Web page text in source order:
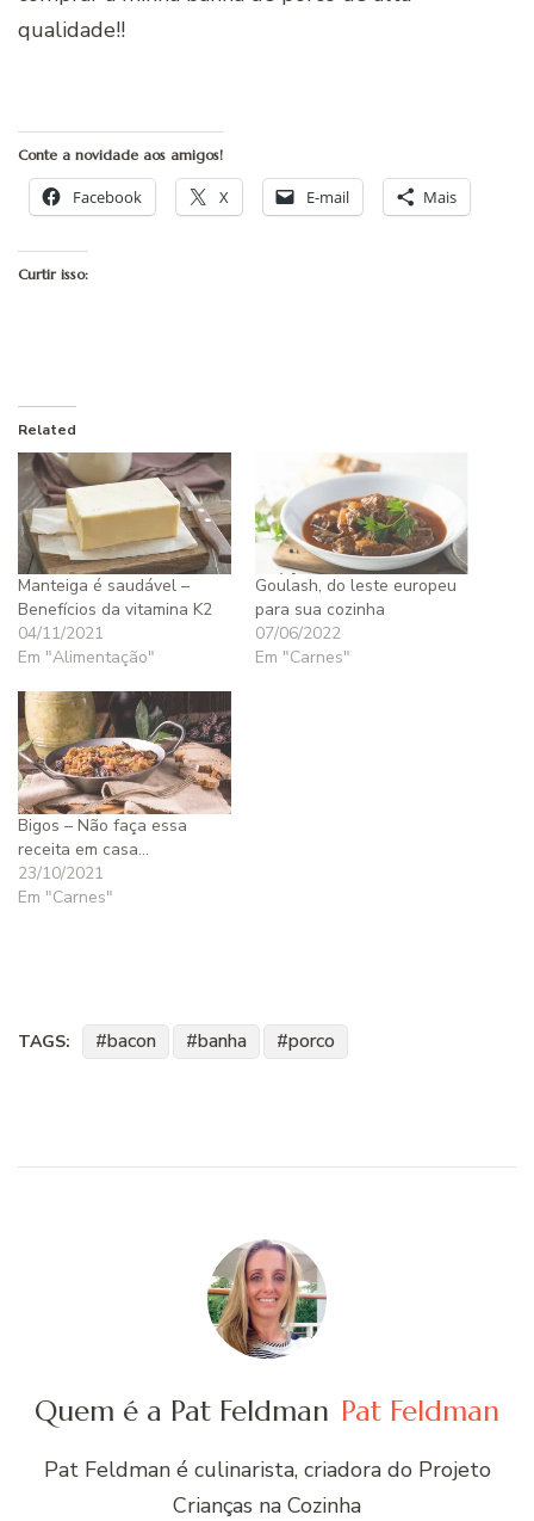
qualidade!!
Conte a novidade aos amigos!
Facebook X E-mail Mais
Curtir isso:
Related
Manteiga é saudável –
Benefícios da vitamina K2
04/11/2021
Em "Alimentação"
Goulash, do leste europeu
para sua cozinha
07/06/2022
Em "Carnes"
Bigos – Não faça essa
receita em casa…
23/10/2021
Em "Carnes"
TAGS: bacon banha porco
Quem é a Pat Feldman Pat Feldman
Pat Feldman é culinarista, criadora do Projeto
Crianças na Cozinha